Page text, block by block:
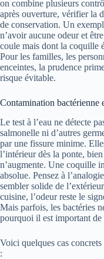
on combine plusieurs
après ouverture, vérifier la
de conservation. Un
n’avoir aucune odeur et
coule mais dont la coquille
Pour les familles, les
enceintes, la prudence
risque évitable.
Contamination bactérienne
Le test à l’eau ne détecte
salmonelle ni d’autres
par une fissure minime.
l’intérieur dès la ponte,
n’augmente. Une coquille
absolue. Pensez à
sembler solide de
cuisine, l’odeur reste le
Mais parfois, les bactéries
pourquoi il est important de
Voici quelques cas
: